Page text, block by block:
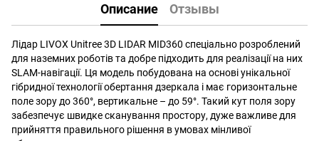
Описание Отзывы
Лідар LIVOX Unitree 3D LIDAR MID360 спеціально розроблений
для наземних роботів та добре підходить для реалізації на них
SLAM-навігації. Ця модель побудована на основі унікальної
гібридної технології обертання дзеркала і має горизонтальне
поле зору до 360°, вертикальне – до 59°. Такий кут поля зору
забезпечує швидке сканування простору, дуже важливе для
прийняття правильного рішення в умовах мінливої ​​